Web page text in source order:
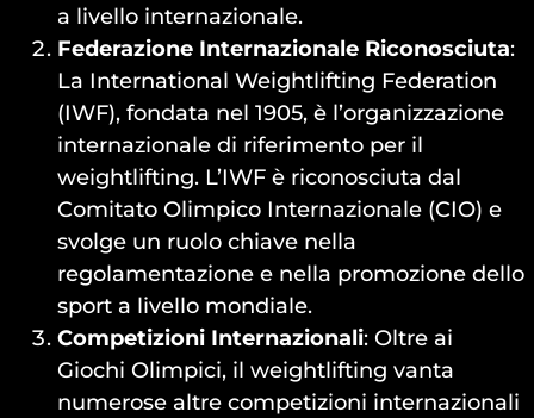
a livello internazionale.
Federazione Internazionale Riconosciuta:
La International Weightlifting Federation
(IWF), fondata nel 1905, è l’organizzazione
internazionale di riferimento per il
weightlifting. L’IWF è riconosciuta dal
Comitato Olimpico Internazionale (CIO) e
svolge un ruolo chiave nella
regolamentazione e nella promozione dello
sport a livello mondiale.
Competizioni Internazionali: Oltre ai
Giochi Olimpici, il weightlifting vanta
numerose altre competizioni internazionali